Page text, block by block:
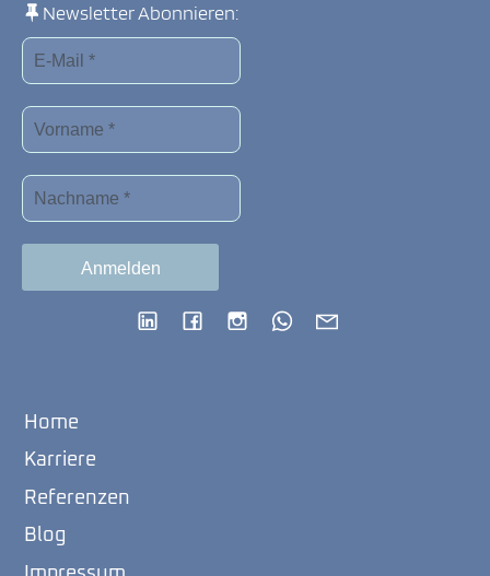
Newsletter Abonnieren:
Home
Karriere
Referenzen
Blog